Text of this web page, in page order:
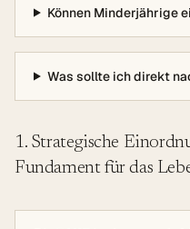
Können Minderjährige
Was sollte ich direkt
1. Strategische
Fundament für das